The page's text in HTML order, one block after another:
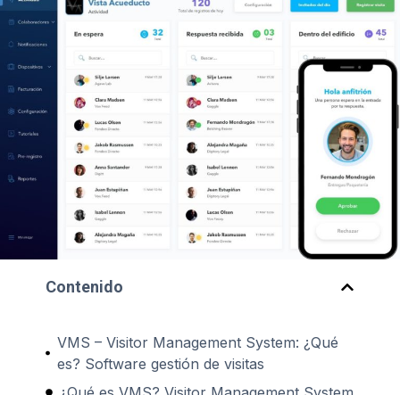
Contenido
VMS – Visitor Management System: ¿Qué
es? Software gestión de visitas